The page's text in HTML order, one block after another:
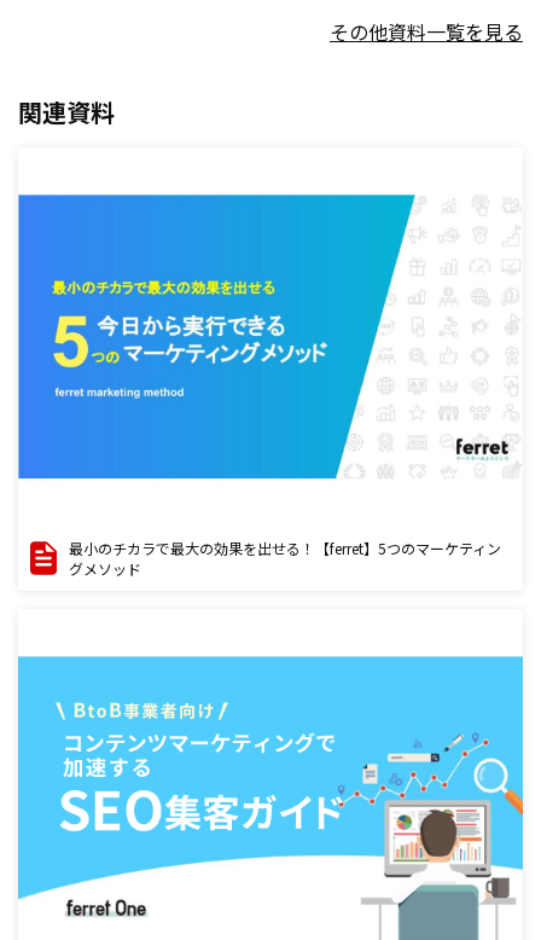
その他資料一覧を見る
関連資料
最小のチカラで最大の効果を出せる！【ferret】5つのマーケティン
グメソッド